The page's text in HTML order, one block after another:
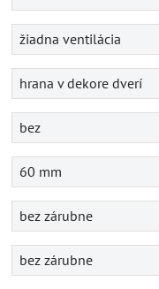
žiadna ventilácia
hrana v dekore dverí
bez
60 mm
bez zárubne
bez zárubne